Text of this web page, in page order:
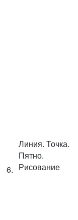
6.
Линия. Точка.
Пятно.
Рисование